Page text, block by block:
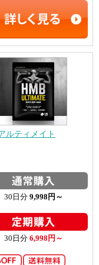
ルティメイト
30日分 9,998円～
30日分 6,998円～